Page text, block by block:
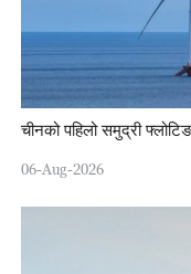
चीनको पहिलो समुद्री
06-Aug-2026